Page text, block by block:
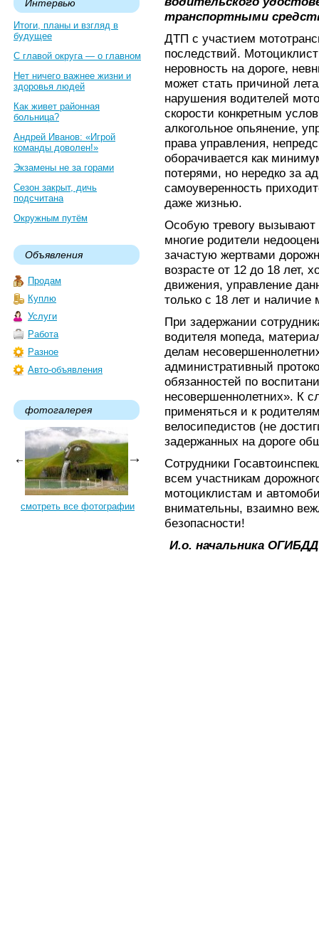
Интервью
Итоги, планы и взгляд в
будущее
С главой округа — о главном
Нет ничего важнее жизни и
здоровья людей
Как живет районная
больница?
Андрей Иванов: «Игрой
команды доволен!»
Экзамены не за горами
Сезон закрыт, дичь
подсчитана
Окружным путём
Объявления
Продам
Куплю
Услуги
Работа
Разное
Авто-объявления
фотогалерея
смотреть все фотографии
транспортными
ДТП с участием
последствий.
неровность на дороге,
может стать причиной
нарушения водителей
скорости конкретным
алкогольное опьянение,
права управления,
оборачивается как
потерями, но нередко за
самоуверенность
даже жизнью.
Особую тревогу
многие родители
зачастую жертвами
возрасте от 12 до 18 лет,
движения, управление
только с 18 лет и
При задержании
водителя мопеда,
делам
административный
обязанностей по
несовершеннолетних». К
применяться и к
велосипедистов (не
задержанных на дороге
Сотрудники
всем участникам
мотоциклистам и
внимательны, взаимно
безопасности!
И.о. начальника